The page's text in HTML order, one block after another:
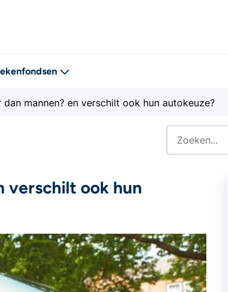
mannen? en verschilt ook hun autokeuze?
verschilt ook hun